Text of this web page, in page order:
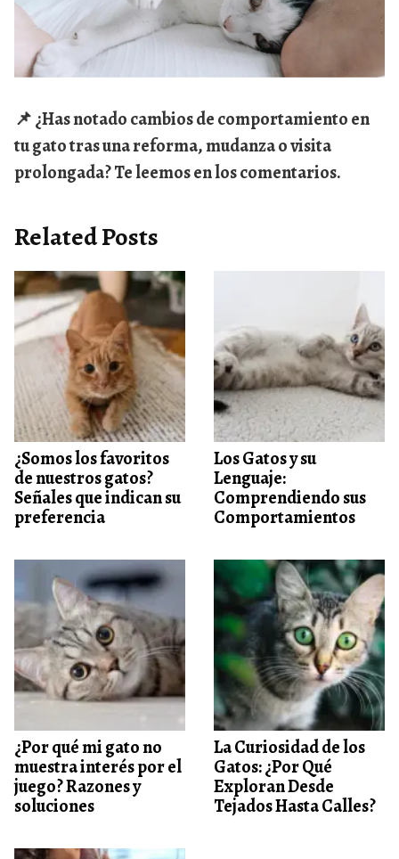
📌 ¿Has notado cambios de comportamiento en
tu gato tras una reforma, mudanza o visita
prolongada? Te leemos en los comentarios.
Related Posts
¿Somos los favoritos
de nuestros gatos?
Señales que indican su
preferencia
Los Gatos y su
Lenguaje:
Comprendiendo sus
Comportamientos
¿Por qué mi gato no
muestra interés por el
juego? Razones y
soluciones
La Curiosidad de los
Gatos: ¿Por Qué
Exploran Desde
Tejados Hasta Calles?